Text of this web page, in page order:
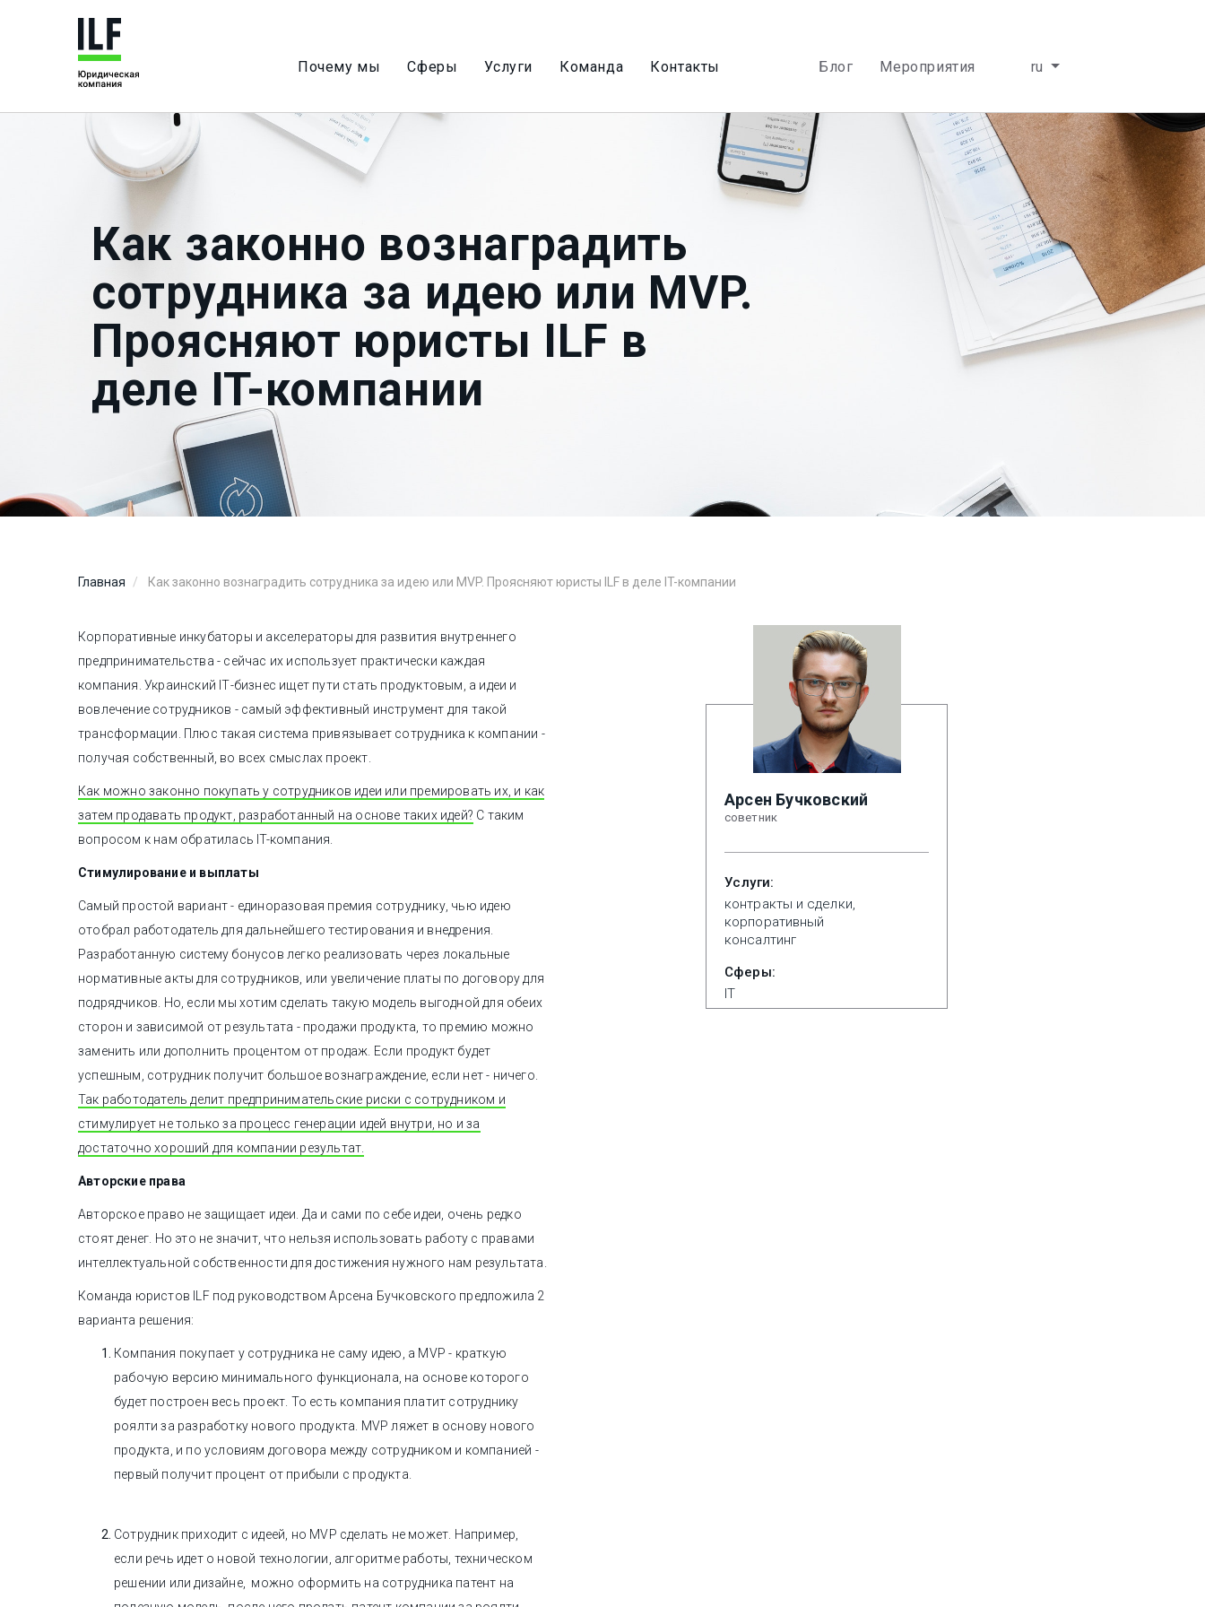
Почему мы Сферы Услуги Команда Контакты Блог Мероприятия ru
Как законно вознаградить
сотрудника за идею или MVP.
Проясняют юристы ILF в
деле IT-компании
Главная Как законно вознаградить сотрудника за идею или MVP. Проясняют юристы ILF в деле IT-компании
Корпоративные инкубаторы и акселераторы для развития внутреннего
предпринимательства - сейчас их использует практически каждая
компания. Украинский IТ-бизнес ищет пути стать продуктовым, а идеи и
вовлечение сотрудников - самый эффективный инструмент для такой
трансформации. Плюс такая система привязывает сотрудника к компании -
получая собственный, во всех смыслах проект.
Как можно законно покупать у сотрудников идеи или премировать их, и как
затем продавать продукт, разработанный на основе таких идей? С таким
вопросом к нам обратилась IT-компания.
Стимулирование и выплаты
Самый простой вариант - единоразовая премия сотруднику, чью идею
отобрал работодатель для дальнейшего тестирования и внедрения.
Разработанную систему бонусов легко реализовать через локальные
нормативные акты для сотрудников, или увеличение платы по договору для
подрядчиков. Но, если мы хотим сделать такую модель выгодной для обеих
сторон и зависимой от результата - продажи продукта, то премию можно
заменить или дополнить процентом от продаж. Если продукт будет
успешным, сотрудник получит большое вознаграждение, если нет - ничего.
Так работодатель делит предпринимательские риски с сотрудником и
стимулирует не только за процесс генерации идей внутри, но и за
достаточно хороший для компании результат.
Авторские права
Авторское право не защищает идеи. Да и сами по себе идеи, очень редко
стоят денег. Но это не значит, что нельзя использовать работу с правами
интеллектуальной собственности для достижения нужного нам результата.
Команда юристов ILF под руководством Арсена Бучковского предложила 2
варианта решения:
Компания покупает у сотрудника не саму идею, а MVP - краткую
рабочую версию минимального функционала, на основе которого
будет построен весь проект. То есть компания платит сотруднику
роялти за разработку нового продукта. MVP ляжет в основу нового
продукта, и по условиям договора между сотрудником и компанией -
первый получит процент от прибыли с продукта.
Сотрудник приходит с идеей, но MVP сделать не может. Например,
если речь идет о новой технологии, алгоритме работы, техническом
решении или дизайне, можно оформить на сотрудника патент на
Арсен Бучковский
советник
Услуги:
контракты и сделки,
корпоративный
консалтинг
Сферы:
IT